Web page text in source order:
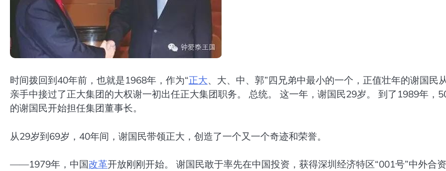
时间拨回到40年前，也就是1968年，作为“正大、大、中、郭”四兄弟中最小的一个，正值壮年的谢国民
亲手中接过了正大集团的大权谢一初出任正大集团职务。 总统。 这一年，谢国民29岁。 到了1989年，
的谢国民开始担任集团董事长。
从29岁到69岁，40年间，谢国民带领正大，创造了一个又一个奇迹和荣誉。
——1979年，中国改革开放刚刚开始。 谢国民敢于率先在中国投资，获得深圳经济特区“001号”中外合